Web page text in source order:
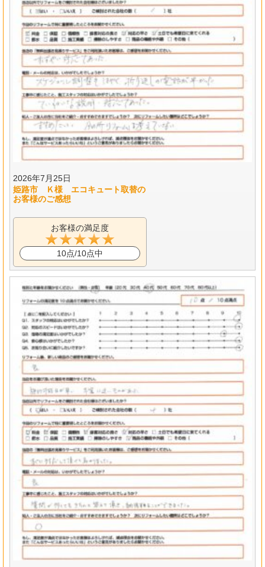
2026年7月25日
姫路市 Ｋ様 エコキュート取替の
お客様のご感想
お客様の満足度
10点/10点中